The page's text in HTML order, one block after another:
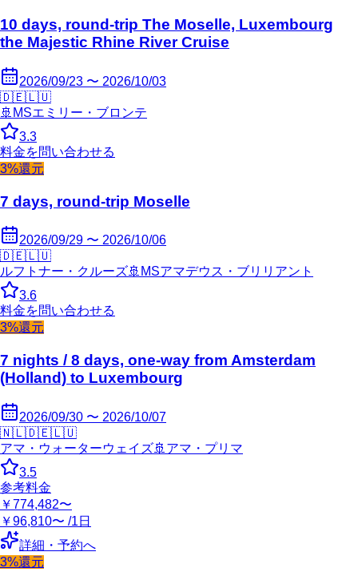
10 days, round-trip The Moselle, Luxembourg
the Majestic Rhine River Cruise
2026/09/23 〜 2026/10/03
🇩🇪🇱🇺
🚢 MSエミリー・ブロンテ
3.3
料金を問い合わせる
3%還元
7 days, round-trip Moselle
2026/09/29 〜 2026/10/06
🇩🇪🇱🇺
ルフトナー・クルーズ🚢 MSアマデウス・ブリリアント
3.6
料金を問い合わせる
3%還元
7 nights / 8 days, one-way from Amsterdam
(Holland) to Luxembourg
2026/09/30 〜 2026/10/07
🇳🇱🇩🇪🇱🇺
アマ・ウォーターウェイズ🚢 アマ・プリマ
3.5
参考料金
￥774,482〜
￥96,810〜 /1日
詳細・予約へ
3%還元